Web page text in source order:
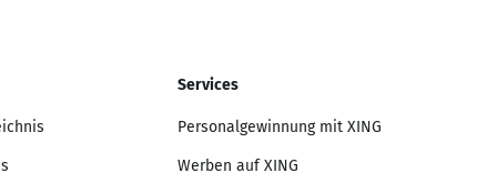
Services
Personalgewinnung mit XING
Werben auf XING